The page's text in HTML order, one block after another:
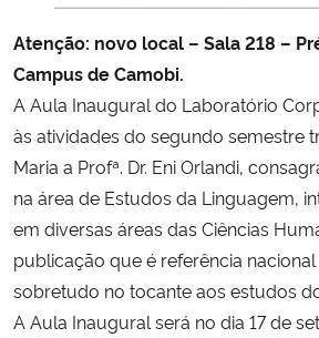
Secretaria-Geral
Secretaria de Governo
Gabinete de Segurança Institucional
Advocacia-Geral da União
Banco Central do Brasil
Atenção: novo local – Sala 218 –
Campus de Camobi.
A Aula Inaugural do Laboratório
às atividades do segundo semestre
Maria a Profª. Dr. Eni Orlandi,
na área de Estudos da Linguagem,
em diversas áreas das Ciências
publicação que é referência
sobretudo no tocante aos estudos
A Aula Inaugural será no dia 17 de